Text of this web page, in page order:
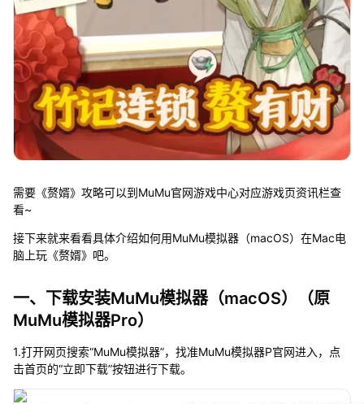
需要《赘婿》攻略可以到MuMu官网游戏中心对应游戏页资讯栏查
看~
接下来就来看看具体介绍如何用MuMu模拟器（macOS）在Mac电
脑上玩《赘婿》吧。
一、下载安装MuMu模拟器（macOS）（原
MuMu模拟器Pro）
1.打开网页搜索“MuMu模拟器”，找准MuMu模拟器P官网进入，点
击首页的“立即下载”按钮进行下载。